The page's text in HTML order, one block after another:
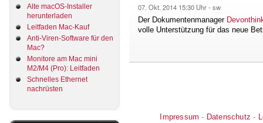
Alte macOS-Installer
herunterladen
Leitfaden Mac-Kauf
Anti-Viren-Software für den
Mac?
Monitore am Mac mini
M2/M4 (Pro): Leitfaden
Schnelles Ethernet
nachrüsten
07. Okt. 2014 15:30 Uhr - sw
Der Dokumentenmanager
volle Unterstützung für das neue
Impressum - Datenschutz -